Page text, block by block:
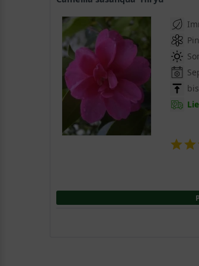
Die Kamelie war bei vielen europäischen
Die Camellia japonica hat in ihrer
asiatische Zierstrauch eine sehr
Adelshäusern in Schlossgärten und
Die Japanische Kamelie in Gelb
Mittlerweile kann der
bis 4 Metern und benötigt zur
buschige Baumkrone, die die
privaten Gärten oder Parkanlagen
Der Stamm der gelben Kamelie ist
Der Stamm der Japanischen